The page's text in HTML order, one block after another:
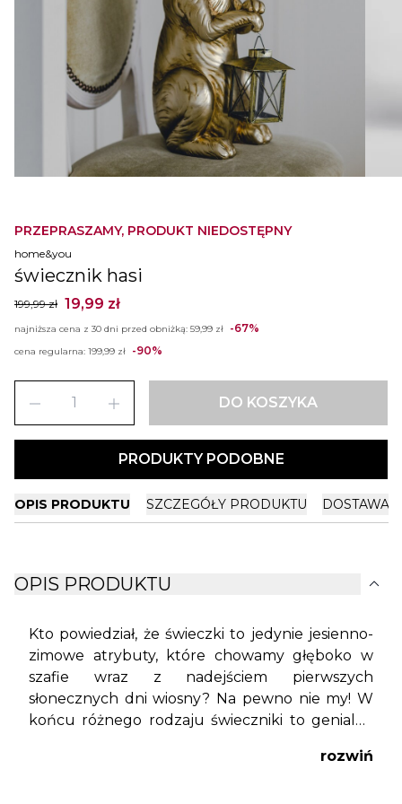
PRZEPRASZAMY, PRODUKT NIEDOSTĘPNY
home&you
świecznik hasi
199,99 zł 19,99 zł
najniższa cena z 30 dni przed obniżką: 59,99 zł -67%
cena regularna: 199,99 zł -90%
remove add DO KOSZYKA
PRODUKTY PODOBNE
OPIS PRODUKTU SZCZEGÓŁY PRODUKTU DOSTAWA
OPIS PRODUKTU expand_more
Kto powiedział, że świeczki to jedynie jesienno-
zimowe atrybuty, które chowamy głęboko w
szafie wraz z nadejściem pierwszych
słonecznych dni wiosny? Na pewno nie my! W
końcu różnego rodzaju świeczniki to genialny
podniosłego charakteru i odpowiedniego
rozwiń